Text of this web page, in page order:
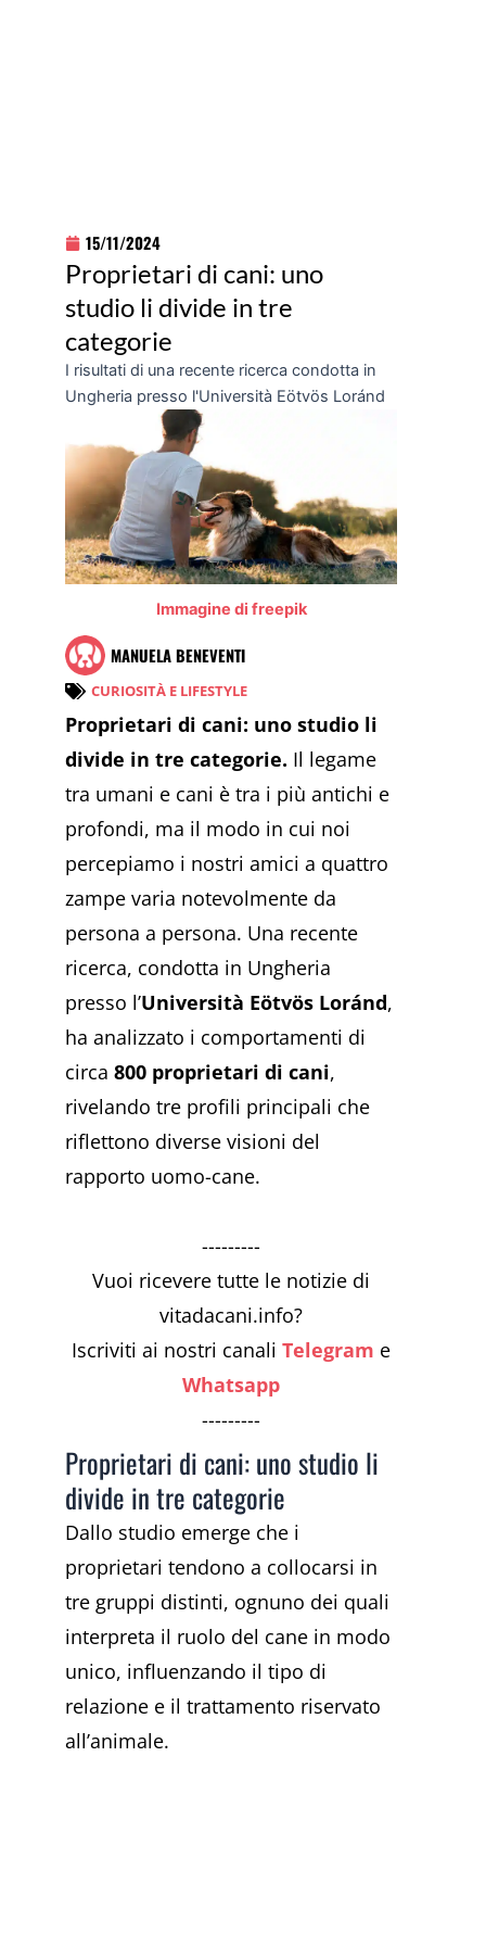
15/11/2024
Proprietari di cani: uno
studio li divide in tre
categorie
I risultati di una recente ricerca condotta in
Ungheria presso l'Università Eötvös Loránd
Immagine di freepik
MANUELA BENEVENTI
CURIOSITÀ E LIFESTYLE
Proprietari di cani: uno studio li
divide in tre categorie. Il legame
tra umani e cani è tra i più antichi e
profondi, ma il modo in cui noi
percepiamo i nostri amici a quattro
zampe varia notevolmente da
persona a persona. Una recente
ricerca, condotta in Ungheria
presso l’Università Eötvös Loránd,
ha analizzato i comportamenti di
circa 800 proprietari di cani,
rivelando tre profili principali che
riflettono diverse visioni del
rapporto uomo-cane.
---------
Vuoi ricevere tutte le notizie di
vitadacani.info?
Iscriviti ai nostri canali Telegram e
Whatsapp
---------
Proprietari di cani: uno studio li
divide in tre categorie
Dallo studio emerge che i
proprietari tendono a collocarsi in
tre gruppi distinti, ognuno dei quali
interpreta il ruolo del cane in modo
unico, influenzando il tipo di
relazione e il trattamento riservato
all’animale.